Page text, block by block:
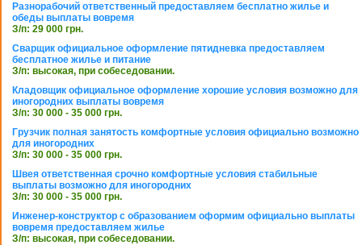
Разнорабочий ответственный предоставляем бесплатно жилье и
обеды выплаты вовремя
З/п: 29 000 грн.
Сварщик официальное оформление пятидневка предоставляем
бесплатное жилье и питание
З/п: высокая, при собеседовании.
Кладовщик официальное оформление хорошие условия возможно для
иногородних выплаты вовремя
З/п: 30 000 - 35 000 грн.
Грузчик полная занятость комфортные условия официально возможно
для иногородних
З/п: 30 000 - 35 000 грн.
Швея ответственная срочно комфортные условия стабильные
выплаты возможно для иногородних
З/п: 30 000 - 35 000 грн.
Инженер-конструктор с образованием оформим официально выплаты
вовремя предоставляем жилье
З/п: высокая, при собеседовании.